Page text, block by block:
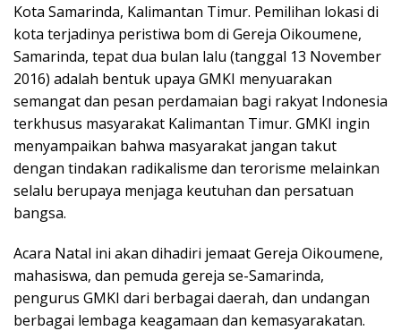
Kota Samarinda, Kalimantan Timur. Pemilihan lokasi di
kota terjadinya peristiwa bom di Gereja Oikoumene,
Samarinda, tepat dua bulan lalu (tanggal 13 November
2016) adalah bentuk upaya GMKI menyuarakan
semangat dan pesan perdamaian bagi rakyat Indonesia
terkhusus masyarakat Kalimantan Timur. GMKI ingin
menyampaikan bahwa masyarakat jangan takut
dengan tindakan radikalisme dan terorisme melainkan
selalu berupaya menjaga keutuhan dan persatuan
bangsa.
Acara Natal ini akan dihadiri jemaat Gereja Oikoumene,
mahasiswa, dan pemuda gereja se-Samarinda,
pengurus GMKI dari berbagai daerah, dan undangan
berbagai lembaga keagamaan dan kemasyarakatan.